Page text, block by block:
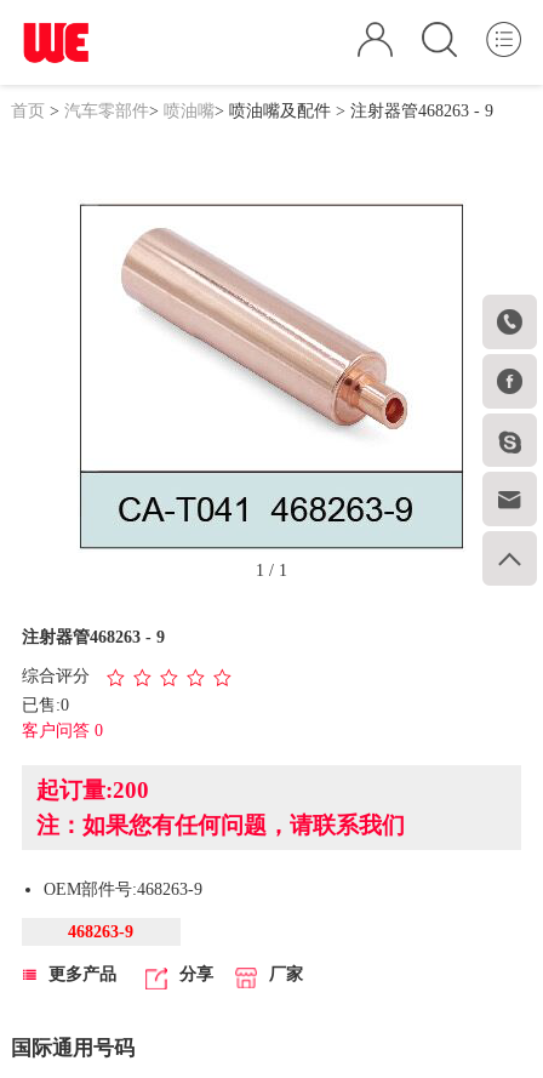





首页> 汽车零部件> 喷油嘴> 喷油嘴及配件> 注射器管468263 - 9
1 / 1
注射器管468263 - 9
综合评分
已售:0
客户问答 0
起订量:200
注：如果您有任何问题，请联系我们
OEM部件号:468263-9
468263-9
更多产品 分享 厂家
国际通用号码